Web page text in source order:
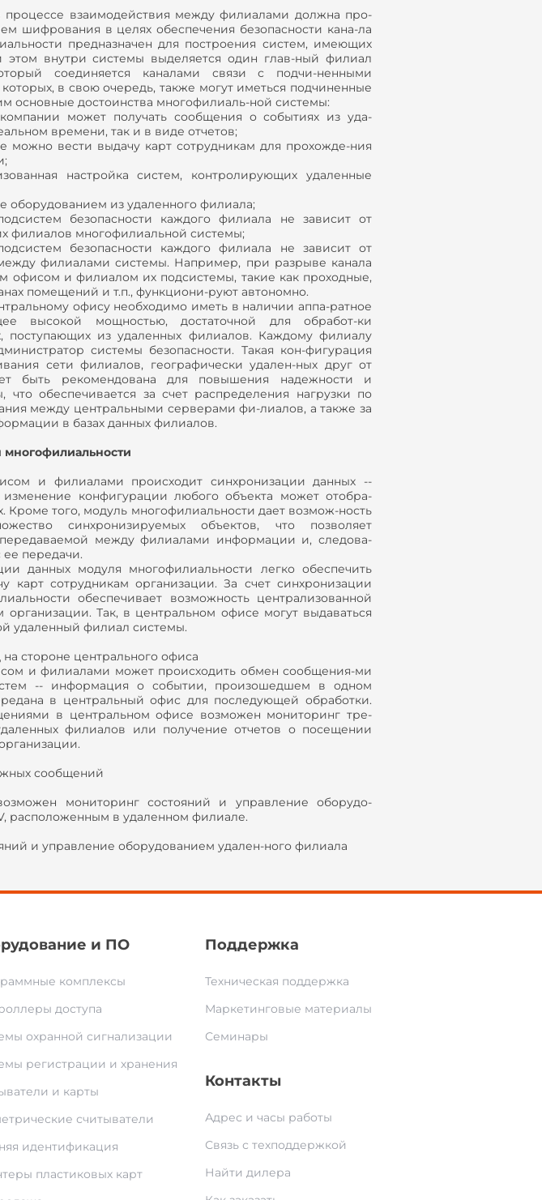
взаимодействия между филиалами должна про-
шифрования в целях обеспечения безопасности кана-ла
предназначен для построения систем, имеющих
этом внутри системы выделяется один глав-ный филиал
соединяется каналами связи с подчи-ненными
в свою очередь, также могут иметься подчиненные
основные достоинства многофилиаль-ной системы:
может получать сообщения о событиях из уда-
времени, так и в виде отчетов;
можно вести выдачу карт сотрудникам для прохожде-ния
настройка систем, контролирующих удаленные
оборудованием из удаленного филиала;
безопасности каждого филиала не зависит от
филиалов многофилиальной системы;
безопасности каждого филиала не зависит от
филиалами системы. Например, при разрыве канала
офисом и филиалом их подсистемы, такие как проходные,
помещений и т.п., функциони-руют автономно.
офису необходимо иметь в наличии аппа-ратное
высокой мощностью, достаточной для обработ-ки
поступающих из удаленных филиалов. Каждому филиалу
системы безопасности. Такая кон-фигурация
сети филиалов, географически удален-ных друг от
быть рекомендована для повышения надежности и
что обеспечивается за счет распределения нагрузки по
между центральными серверами фи-лиалов, а также за
в базах данных филиалов.
и филиалами происходит синхронизации данных --
конфигурации любого объекта может отобра-
Кроме того, модуль многофилиальности дает возмож-ность
синхронизируемых объектов, что позволяет
между филиалами информации и, следова-
ее передачи.
данных модуля многофилиальности легко обеспечить
карт сотрудникам организации. За счет синхронизации
обеспечивает возможность централизованной
организации. Так, в центральном офисе могут выдаваться
удаленный филиал системы.
стороне центрального офиса
и филиалами может происходить обмен сообщения-ми
-- информация о событии, произошедшем в одном
в центральный офис для последующей обработки.
в центральном офисе возможен мониторинг тре-
филиалов или получение отчетов о посещении
сообщений
мониторинг состояний и управление оборудо-
расположенным в удаленном филиале.
и управление оборудованием удален-ного филиала
и ПО
комплексы
доступа
охранной сигнализации
регистрации и хранения
и карты
считыватели
идентификация
пластиковых карт
Поддержка
Техническая поддержка
Маркетинговые материалы
Семинары
Контакты
Адрес и часы работы
Связь с техподдержкой
Найти дилера